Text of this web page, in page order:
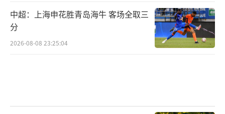
中超：上海申花胜青岛海牛 客场全取三
分
2026-08-08 23:25:04